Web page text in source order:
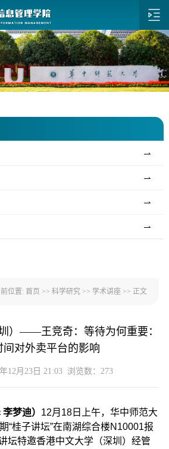
前位置:首页 >>科学研究 >> 学术讲座 >> 正文
）——王竞奇：等待为何重要：
间对外卖平台的影响
12月23日 21:03 浏览数：273
梦迪） 12月18日上午，华中师范大
“桂子讲坛”在南湖综合楼N10001报
坛特邀香港中文大学（深圳）经管